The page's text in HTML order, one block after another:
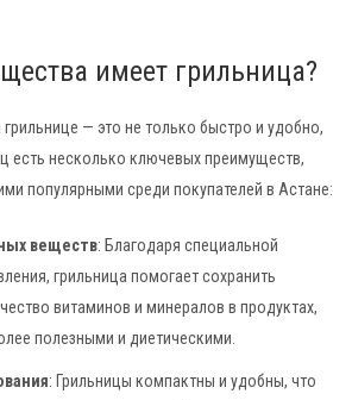
имеет грильница?
— это не только быстро и удобно,
есть несколько ключевых преимуществ,
популярными среди покупателей в Астане:
веществ: Благодаря специальной
грильница помогает сохранить
витаминов и минералов в продуктах,
полезными и диетическими.
: Грильницы компактны и удобны, что